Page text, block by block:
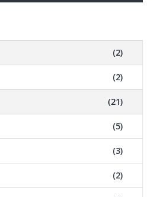
(2)
(2)
(21)
(5)
(3)
(2)